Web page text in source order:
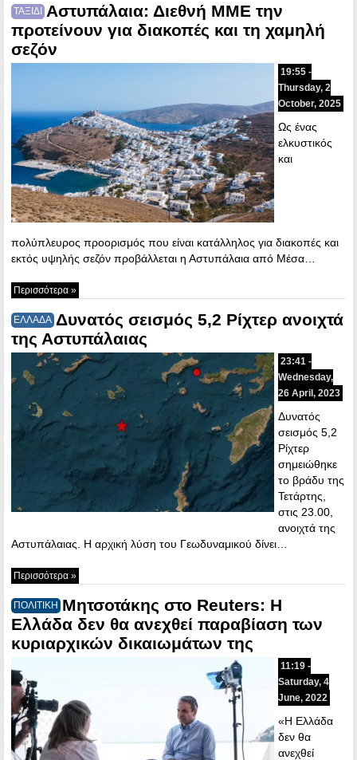
ΤΑΞΙΔΙ Αστυπάλαια: Διεθνή ΜΜΕ την
προτείνουν για διακοπές και τη χαμηλή
σεζόν
19:55 -
Thursday, 2
October, 2025
Ως ένας
ελκυστικός
και
πολύπλευρος προορισμός που είναι κατάλληλος για διακοπές και
εκτός υψηλής σεζόν προβάλλεται η Αστυπάλαια από Μέσα…
Περισσότερα »
ΕΛΛΑΔΑ Δυνατός σεισμός 5,2 Ρίχτερ ανοιχτά
της Αστυπάλαιας
23:41 -
Wednesday,
26 April, 2023
Δυνατός
σεισμός 5,2
Ρίχτερ
σημειώθηκε
το βράδυ της
Τετάρτης,
στις 23.00,
ανοιχτά της
Αστυπάλαιας. Η αρχική λύση του Γεωδυναμικού δίνει…
Περισσότερα »
ΠΟΛΙΤΙΚΗ Μητσοτάκης στο Reuters: Η
Ελλάδα δεν θα ανεχθεί παραβίαση των
κυριαρχικών δικαιωμάτων της
11:19 -
Saturday, 4
June, 2022
«H Ελλάδα
δεν θα
ανεχθεί